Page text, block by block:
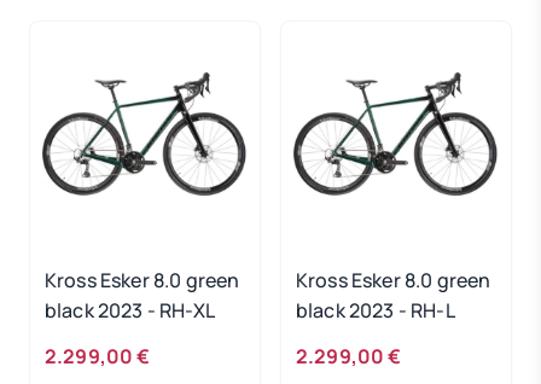
Kross Esker 8.0 green
black 2023 - RH-XL
2.299,00 €
Kross Esker 8.0 green
black 2023 - RH-L
2.299,00 €